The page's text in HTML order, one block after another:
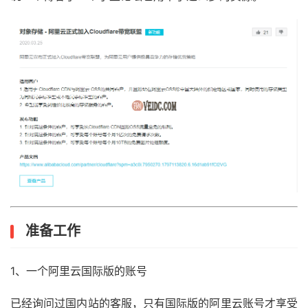
准备工作
1、一个阿里云国际版的账号
已经询问过国内站的客服，只有国际版的阿里云账号才享受